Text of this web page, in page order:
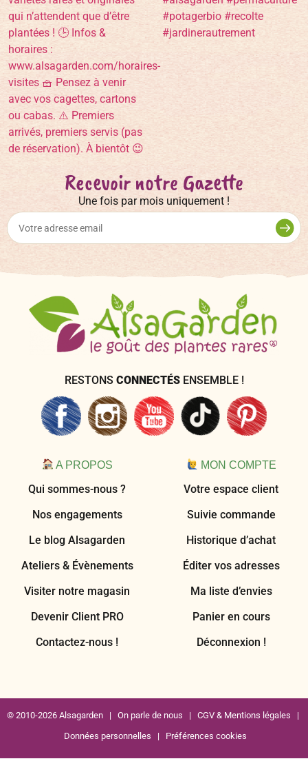
Recevoir notre Gazette
Une fois par mois uniquement !
RESTONS CONNECTÉS ENSEMBLE !
A PROPOS
Qui sommes-nous ?
Nos engagements
Le blog Alsagarden
Ateliers & Évènements
Visiter notre magasin
Devenir Client PRO
Contactez-nous !
MON COMPTE
Votre espace client
Suivie commande
Historique d’achat
Éditer vos adresses
Ma liste d’envies
Panier en cours
Déconnexion !
© 2010-2026 Alsagarden | On parle de nous | CGV & Mentions légales |
Données personnelles | Préférences cookies